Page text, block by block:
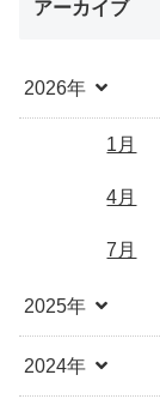
アーカイブ
2026年
1月
4月
7月
2025年
2024年